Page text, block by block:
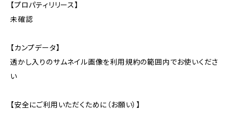
【プロパティリリース】
未確認
【カンプデータ】
透かし入りのサムネイル画像を利用規約の範囲内でお使いくださ
い
【安全にご利用いただくために（お願い）】